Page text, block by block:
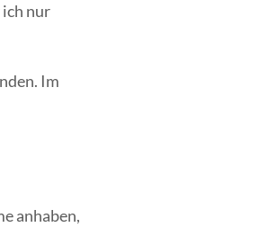
nur
Im
anhaben,